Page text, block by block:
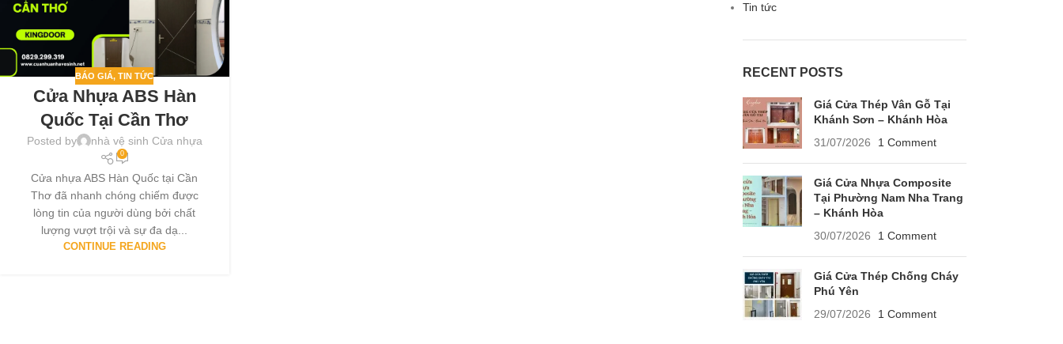
BÁO GIÁ,TIN TỨC
Cửa Nhựa ABS Hàn
Quốc Tại Cần Thơ
Posted by nhà vệ sinh Cửa nhựa
0
Cửa nhựa ABS Hàn Quốc tại Cần
Thơ đã nhanh chóng chiếm được
lòng tin của người dùng bởi chất
lượng vượt trội và sự đa dạ...
CONTINUE READING
Tin tức
RECENT POSTS
Giá Cửa Thép Vân Gỗ Tại
Khánh Sơn – Khánh Hòa
31/07/2026
1 Comment
Giá Cửa Nhựa Composite
Tại Phường Nam Nha Trang
– Khánh Hòa
30/07/2026
1 Comment
Giá Cửa Thép Chống Cháy
Phú Yên
29/07/2026
1 Comment